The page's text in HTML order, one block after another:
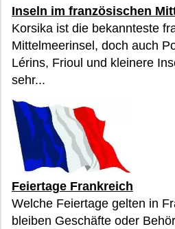
Inseln im französischen
Korsika ist die bekannteste
Mittelmeerinsel, doch auch
Lérins, Frioul und kleinere
sehr...
Feiertage Frankreich
Welche Feiertage gelten in
bleiben Geschäfte oder